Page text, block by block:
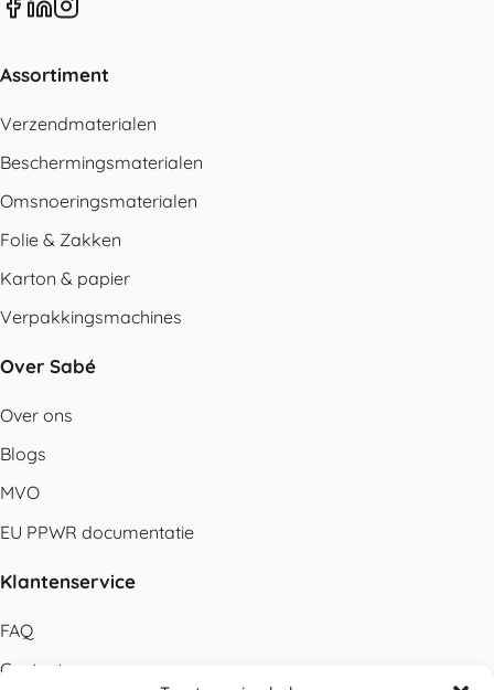
Assortiment
Verzendmaterialen
Beschermingsmaterialen
Omsnoeringsmaterialen
Folie & Zakken
Karton & papier
Verpakkingsmachines
Over Sabé
Over ons
Blogs
MVO
EU PPWR documentatie
Klantenservice
FAQ
Contact